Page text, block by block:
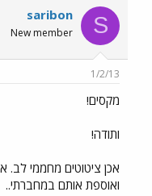
S
saribon
New member
1/2/13
מקסים!
ותודה!
אכן ציטוטים מחממי
ואוספת אותם במחברתי..